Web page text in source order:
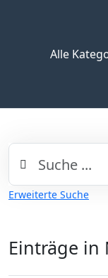
Alle
Erweiterte Suche
Einträge in